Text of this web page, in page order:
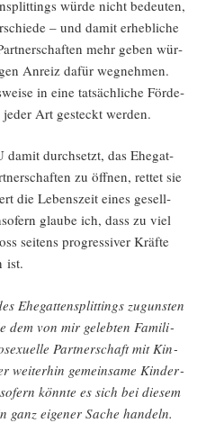
wür­de nicht bedeu­ten,
– und damit erheb­li­che
mehr geben wür­
Anreiz dafür weg­neh­men.
in eine tat­säch­li­che För­de­
Art gesteckt werden.
damit durch­setzt, das Ehe­gat­
zu öff­nen, ret­tet sie
die Lebens­zeit eines gesell­
glau­be ich, dass zu viel
sei­tens pro­gres­si­ver Kräf­te
ist.
Ehe­gat­ten­split­tings zuguns­ten
dem von mir geleb­ten Fami­li­
Part­ner­schaft mit Kin­
wei­ter­hin gemein­sa­me Kin­der­
könn­te es sich bei die­sem
eige­ner Sache han­deln.